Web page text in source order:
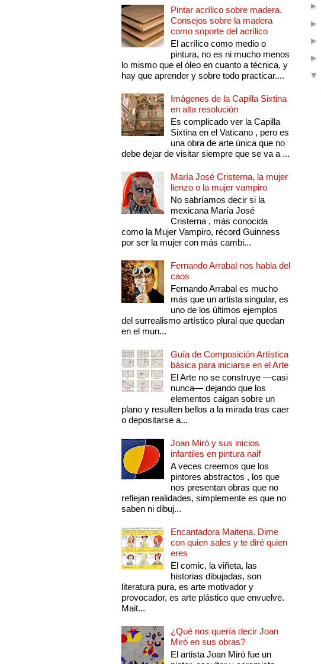
Pintar acrílico sobre madera.
Consejos sobre la madera
como soporte del acrílico
El acrílico como medio o
pintura, no es ni mucho menos
lo mismo que el óleo en cuanto a técnica, y
hay que aprender y sobre todo practicar....
Imágenes de la Capilla Sixtina
en alta resolución
Es complicado ver la Capilla
Sixtina en el Vaticano , pero es
una obra de arte única que no
debe dejar de visitar siempre que se va a ...
María José Cristerna, la mujer
lienzo o la mujer vampiro
No sabríamos decir si la
mexicana María José
Cristerna , más conocida
como la Mujer Vampiro, récord Guinness
por ser la mujer con más cambi...
Fernando Arrabal nos habla del
caos
Fernando Arrabal es mucho
más que un artista singular, es
uno de los últimos ejemplos
del surrealismo artístico plural que quedan
en el mun...
Guía de Composición Artística
básica para iniciarse en el Arte
El Arte no se construye —casi
nunca— dejando que los
elementos caigan sobre un
plano y resulten bellos a la mirada tras caer
o depositarse a...
Joan Miró y sus inicios
infantiles en pintura naif
A veces creemos que los
pintores abstractos , los que
nos presentan obras que no
reflejan realidades, simplemente es que no
saben ni dibuj...
Encantadora Maitena. Dime
con quien sales y te diré quien
eres
El comic, la viñeta, las
historias dibujadas, son
literatura pura, es arte motivador y
provocador, es arte plástico que envuelve.
Mait...
¿Qué nos quería decir Joan
Miró en sus obras?
El artista Joan Miró fue un
►
►
►
►
▼